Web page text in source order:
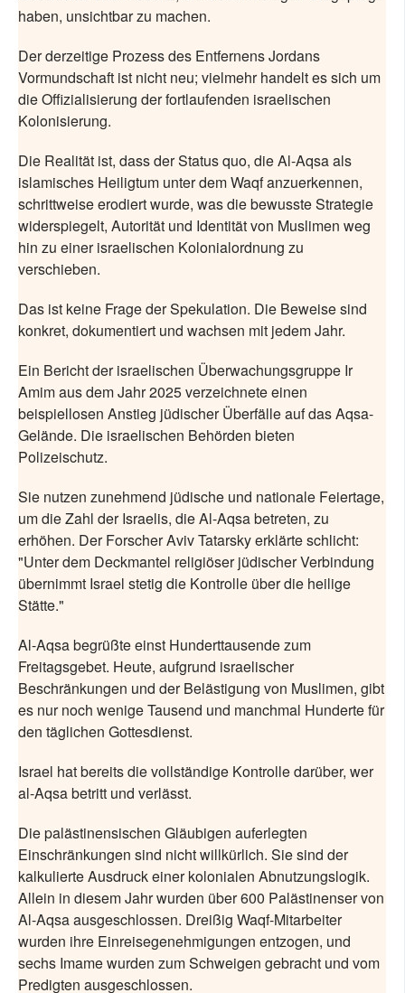
haben, unsichtbar zu machen.
Der derzeitige Prozess des Entfernens Jordans
Vormundschaft ist nicht neu; vielmehr handelt es sich um
die Offizialisierung der fortlaufenden israelischen
Kolonisierung.
Die Realität ist, dass der Status quo, die Al-Aqsa als
islamisches Heiligtum unter dem Waqf anzuerkennen,
schrittweise erodiert wurde, was die bewusste Strategie
widerspiegelt, Autorität und Identität von Muslimen weg
hin zu einer israelischen Kolonialordnung zu
verschieben.
Das ist keine Frage der Spekulation. Die Beweise sind
konkret, dokumentiert und wachsen mit jedem Jahr.
Ein Bericht der israelischen Überwachungsgruppe Ir
Amim aus dem Jahr 2025 verzeichnete einen
beispiellosen Anstieg jüdischer Überfälle auf das Aqsa-
Gelände. Die israelischen Behörden bieten
Polizeischutz.
Sie nutzen zunehmend jüdische und nationale Feiertage,
um die Zahl der Israelis, die Al-Aqsa betreten, zu
erhöhen. Der Forscher Aviv Tatarsky erklärte schlicht:
"Unter dem Deckmantel religiöser jüdischer Verbindung
übernimmt Israel stetig die Kontrolle über die heilige
Stätte."
Al-Aqsa begrüßte einst Hunderttausende zum
Freitagsgebet. Heute, aufgrund israelischer
Beschränkungen und der Belästigung von Muslimen, gibt
es nur noch wenige Tausend und manchmal Hunderte für
den täglichen Gottesdienst.
Israel hat bereits die vollständige Kontrolle darüber, wer
al-Aqsa betritt und verlässt.
Die palästinensischen Gläubigen auferlegten
Einschränkungen sind nicht willkürlich. Sie sind der
kalkulierte Ausdruck einer kolonialen Abnutzungslogik.
Allein in diesem Jahr wurden über 600 Palästinenser von
Al-Aqsa ausgeschlossen. Dreißig Waqf-Mitarbeiter
wurden ihre Einreisegenehmigungen entzogen, und
sechs Imame wurden zum Schweigen gebracht und vom
Predigten ausgeschlossen.